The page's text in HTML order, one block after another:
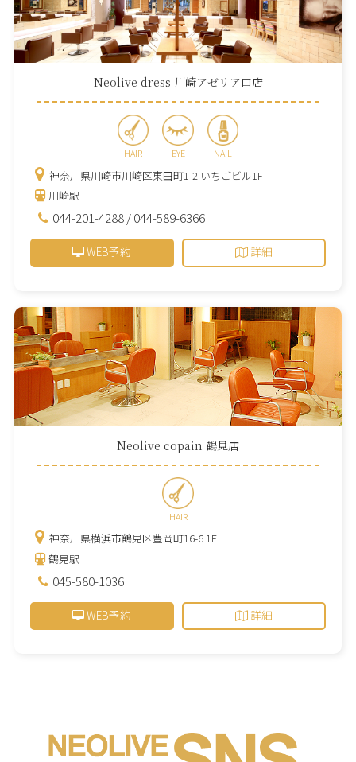
Neolive dress 川崎アゼリア口店
HAIR EYE NAIL
神奈川県川崎市川崎区東田町1-2 いちごビル1F
川崎駅
044-201-4288/044-589-6366
WEB予約 詳細
Neolive copain 鶴見店
HAIR
神奈川県横浜市鶴見区豊岡町16-6 1F
鶴見駅
045-580-1036
WEB予約 詳細